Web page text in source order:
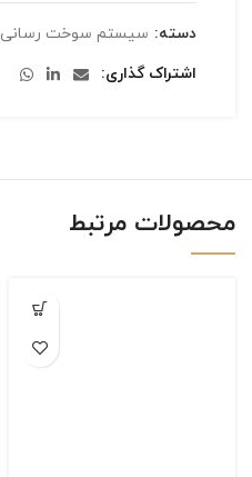
دسته: سیستم سوخت رسانی
اشتراک گذاری
محصولات مرتبط